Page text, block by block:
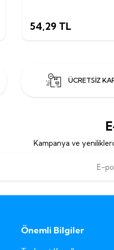
54,29 TL
ÜCRETSİZ
Kampanya ve
Önemli Bilgiler